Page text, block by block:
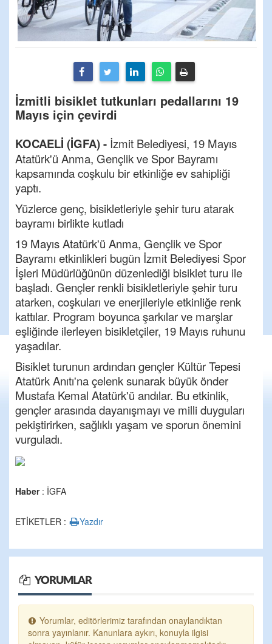
İzmitli bisiklet tutkunları pedallarını 19
Mayıs için çevirdi
KOCAELİ (İGFA) - İzmit Belediyesi, 19 Mayıs
Atatürk'ü Anma, Gençlik ve Spor Bayramı
kapsamında coşkulu bir etkinliğe ev sahipliği
yaptı.
Yüzlerce genç, bisikletleriyle şehir turu atarak
bayramı birlikte kutladı
19 Mayıs Atatürk'ü Anma, Gençlik ve Spor
Bayramı etkinlikleri bugün İzmit Belediyesi Spor
İşleri Müdürlüğünün düzenlediği bisiklet turu ile
başladı. Gençler renkli bisikletleriyle şehir turu
atarken, coşkuları ve enerjileriyle etkinliğe renk
kattılar. Program boyunca şarkılar ve marşlar
eşliğinde ilerleyen bisikletçiler, 19 Mayıs ruhunu
yaşadılar.
Bisiklet turunun ardından gençler Kültür Tepesi
Atatürk Anıtı'na çelenk sunarak büyük önder
Mustafa Kemal Atatürk'ü andılar. Bu etkinlik,
gençler arasında dayanışmayı ve milli duyguları
pekiştirirken, sağlıklı yaşam ve sporun önemini
vurguladı.
Haber: İGFA
ETİKETLER : Yazdır
YORUMLAR
Yorumlar, editörlerimiz tarafından onaylandıktan
sonra yayınlanır. Kanunlara aykırı, konuyla ilgisi